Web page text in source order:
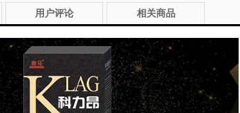
用户评论 相关商品